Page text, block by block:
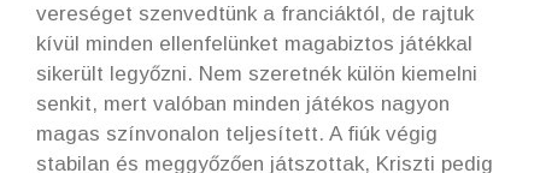
vereséget szenvedtünk a franciáktól, de rajtuk
kívül minden ellenfelünket magabiztos játékkal
sikerült legyőzni. Nem szeretnék külön kiemelni
senkit, mert valóban minden játékos nagyon
magas színvonalon teljesített. A fiúk végig
stabilan és meggyőzően játszottak, Kriszti pedig